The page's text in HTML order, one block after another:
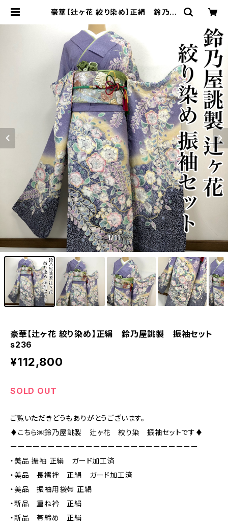
豪華【辻ヶ花 絞り染め】正絹 鈴乃屋
1/11
豪華【辻ヶ花 絞り染め】正絹 鈴乃屋誂製 振袖セット
s236
¥112,800
SOLD OUT
ご覧いただきどうもありがとうございます。
♦︎こちら￼鈴乃屋誂製 辻ヶ花 絞り染 振袖セットです♦︎
ーーーーーーーーーーーーーーーーーーーーーーーーー
・美品 振袖 正絹 ガード加工済
・美品 長襦袢 正絹 ガード加工済
・美品 振袖用袋帯 正絹
・新品 重ね衿 正絹
・新品 帯締め 正絹